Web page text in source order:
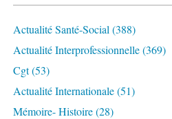
Actualité Santé-Social (388)
Actualité Interprofessionnelle(369)
Cgt(53)
Actualité Internationale(51)
Mémoire- Histoire(28)